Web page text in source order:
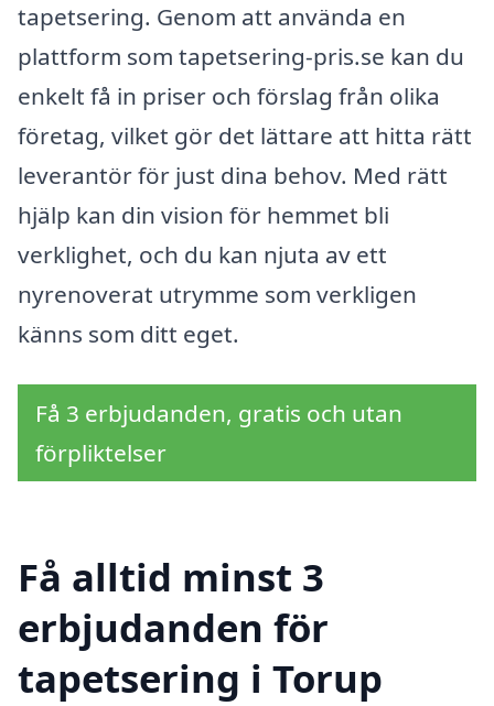
tapetsering. Genom att använda en
plattform som tapetsering-pris.se kan du
enkelt få in priser och förslag från olika
företag, vilket gör det lättare att hitta rätt
leverantör för just dina behov. Med rätt
hjälp kan din vision för hemmet bli
verklighet, och du kan njuta av ett
nyrenoverat utrymme som verkligen
känns som ditt eget.
Få 3 erbjudanden, gratis och utan
förpliktelser
Få alltid minst 3
erbjudanden för
tapetsering i Torup